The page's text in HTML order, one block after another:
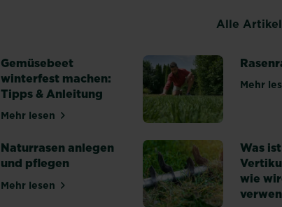
Alle
Gemüsebeet
winterfest machen:
Tipps & Anleitung
Mehr lesenüber Gemüsebeet winterfest machen: Tipps &
Mehr
Naturrasen anlegen
und pflegen
Mehr lesenüber Naturrasen anlegen und pflegen
Was
wie